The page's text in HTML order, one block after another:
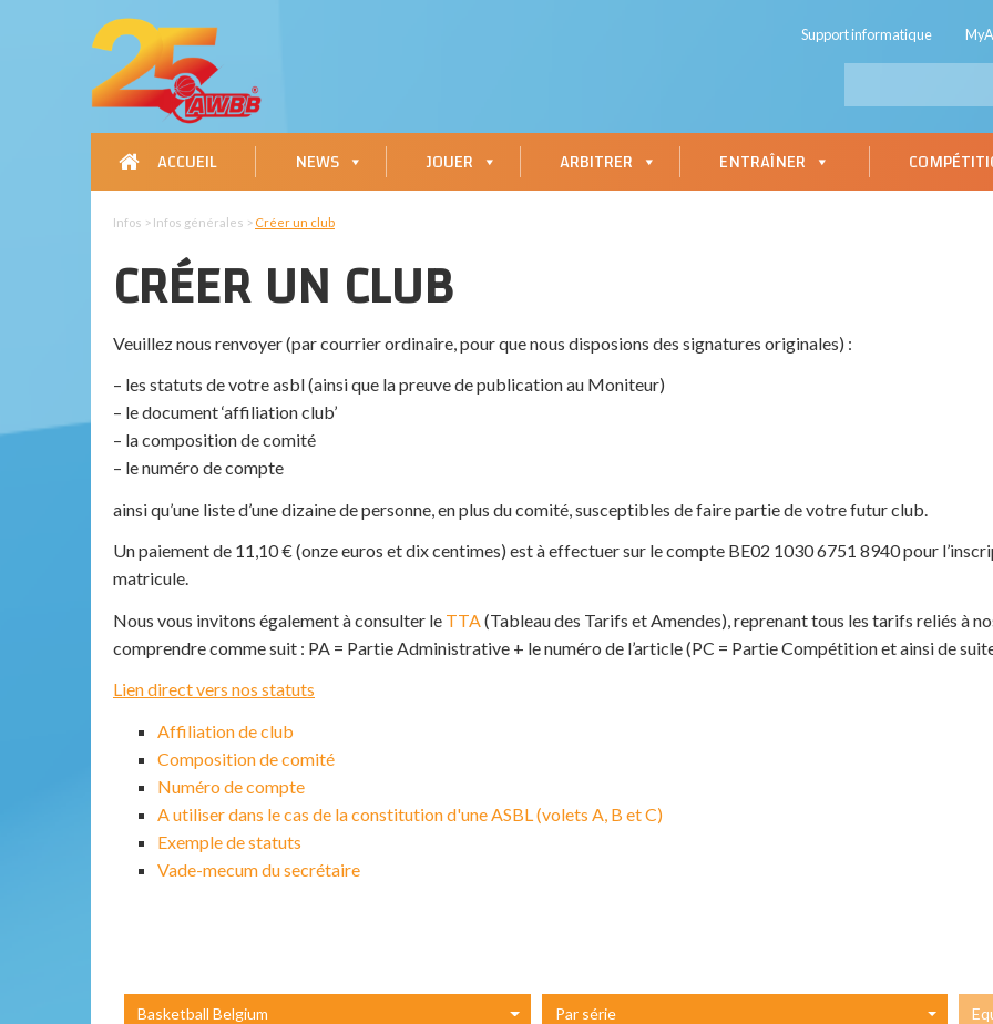
Support informatique
ACCUEIL NEWS JOUER ARBITRER ENTRAÎNER
Infos > Infos générales > Créer un club
CRÉER UN CLUB
Veuillez nous renvoyer (par courrier ordinaire, pour que nous disposions des signatures originales) :
– les statuts de votre asbl (ainsi que la preuve de publication au Moniteur)
– le document ‘affiliation club’
– la composition de comité
– le numéro de compte
ainsi qu’une liste d’une dizaine de personne, en plus du comité, susceptibles de faire partie de votre futur club.
Un paiement de 11,10 € (onze euros et dix centimes) est à effectuer sur le compte BE02 1030 6751 8940 pour
matricule.
Nous vous invitons également à consulter le TTA (Tableau des Tarifs et Amendes), reprenant tous les tarifs reliés à
comprendre comme suit : PA = Partie Administrative + le numéro de l’article (PC = Partie Compétition et ainsi de
Lien direct vers nos statuts
Affiliation de club
Composition de comité
Numéro de compte
A utiliser dans le cas de la constitution d'une ASBL (volets A, B et C)
Exemple de statuts
Vade-mecum du secrétaire
Basketball Belgium Par série